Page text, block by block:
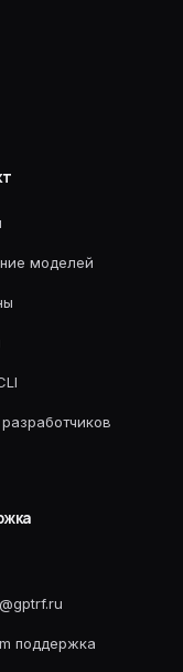
моделей
поддержка